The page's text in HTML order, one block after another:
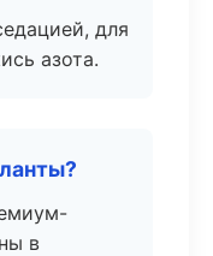
для
азота.
в